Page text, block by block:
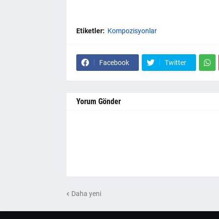
Etiketler: Kompozisyonlar
Facebook Twitter
Yorum Gönder
Daha yeni